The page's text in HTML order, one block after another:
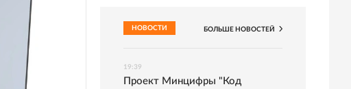
НОВОСТИ БОЛЬШЕ НОВОСТЕЙ
19:39
Проект Минцифры "Код